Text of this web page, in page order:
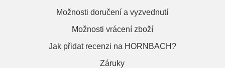
Možnosti doručení a vyzvednutí
Možnosti vrácení zboží
Jak přidat recenzi na HORNBACH?
Záruky